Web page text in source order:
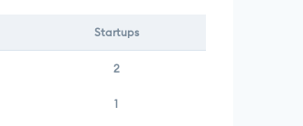
Startups
2
1